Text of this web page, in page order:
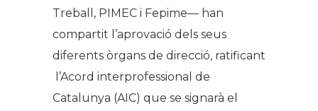
Treball, PIMEC i Fepime— han
compartit l’aprovació dels seus
diferents òrgans de direcció, ratificant
l’Acord interprofessional de
Catalunya (AIC) que se signarà el